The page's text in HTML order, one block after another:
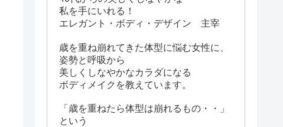
私を手にいれる！
エレガント・ボディ・デザイン 主宰
歳を重ね崩れてきた体型に悩む女性に、
姿勢と呼吸から
美しくしなやかなカラダになる
ボディメイクを教えています。
「歳を重ねたら体型は崩れるもの・・」
という